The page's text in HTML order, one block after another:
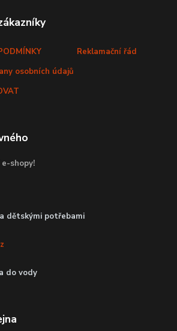
Reklamační řád
osobních údajů
shopy!
dětskými potřebami
do vody